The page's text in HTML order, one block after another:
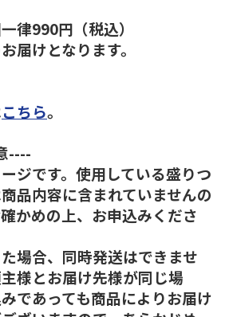
律990円（税込）
届けとなります。
こちら。
----
ジです。使用している盛りつ
品内容に含まれていませんの
かめの上、お申込みくださ
場合、同時発送はできませ
様とお届け先様が同じ場
であっても商品によりお届け